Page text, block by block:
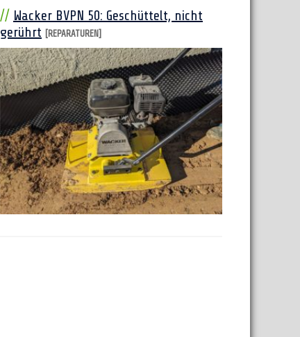
Wacker BVPN 50: Geschüttelt, nicht
gerührt
[REPARATUREN]